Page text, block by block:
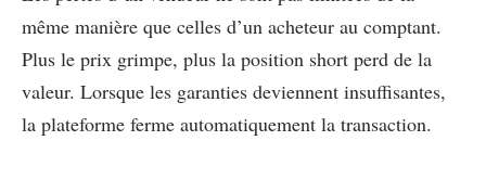
même manière que celles d’un acheteur au comptant.
Plus le prix grimpe, plus la position short perd de la
valeur. Lorsque les garanties deviennent insuffisantes,
la plateforme ferme automatiquement la transaction.